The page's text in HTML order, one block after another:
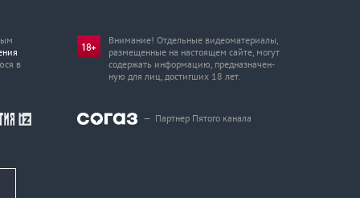
в
Внимание! Отдельные видеоматериалы,
размещенные на настоящем сайте, могут
содержать информацию, предназначен­
ную для лиц, достигших 18 лет.
— Партнер Пятого канала